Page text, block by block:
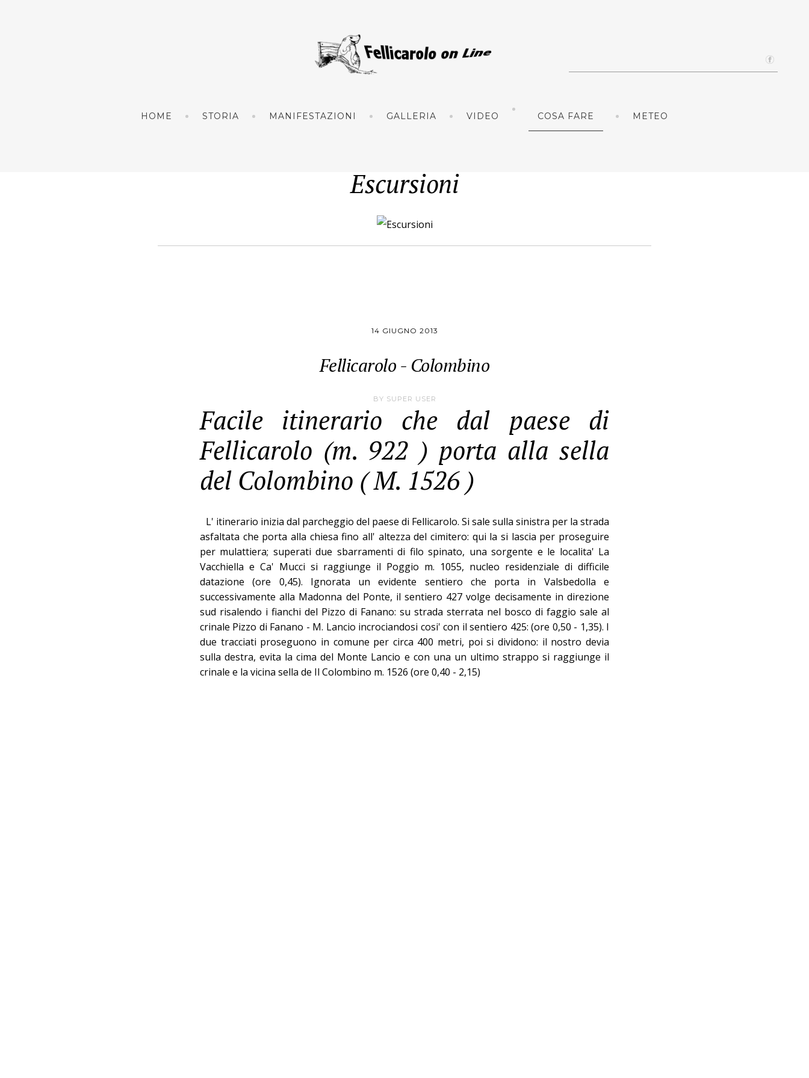
HOME STORIA MANIFESTAZIONI GALLERIA VIDEO COSA FARE METEO
Escursioni
14 GIUGNO 2013
Fellicarolo - Colombino
BY SUPER USER
Facile itinerario che dal paese di
Fellicarolo (m. 922 ) porta alla sella
del Colombino ( M. 1526 )
L' itinerario inizia dal parcheggio del paese di Fellicarolo. Si sale sulla sinistra per la strada
asfaltata che porta alla chiesa fino all' altezza del cimitero: qui la si lascia per proseguire
per mulattiera; superati due sbarramenti di filo spinato, una sorgente e le localita' La
Vacchiella e Ca' Mucci si raggiunge il Poggio m. 1055, nucleo residenziale di difficile
datazione (ore 0,45). Ignorata un evidente sentiero che porta in Valsbedolla e
successivamente alla Madonna del Ponte, il sentiero 427 volge decisamente in direzione
sud risalendo i fianchi del Pizzo di Fanano: su strada sterrata nel bosco di faggio sale al
crinale Pizzo di Fanano - M. Lancio incrociandosi cosi' con il sentiero 425: (ore 0,50 - 1,35). I
due tracciati proseguono in comune per circa 400 metri, poi si dividono: il nostro devia
sulla destra, evita la cima del Monte Lancio e con una un ultimo strappo si raggiunge il
crinale e la vicina sella de Il Colombino m. 1526 (ore 0,40 - 2,15)